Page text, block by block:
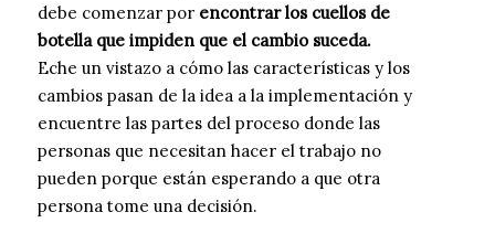
debe comenzar por encontrar los cuellos de
botella que impiden que el cambio suceda.
Eche un vistazo a cómo las características y los
cambios pasan de la idea a la implementación y
encuentre las partes del proceso donde las
personas que necesitan hacer el trabajo no
pueden porque están esperando a que otra
persona tome una decisión.